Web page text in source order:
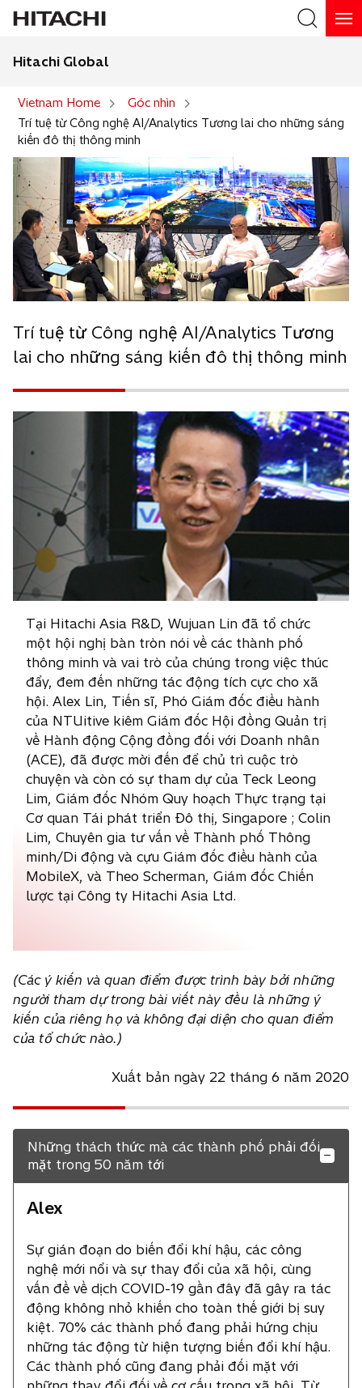
Hitachi Global
Vietnam Home
Góc nhìn
Trí tuệ từ Công nghệ AI/Analytics Tương lai cho những sáng
kiến đô thị thông minh
Trí tuệ từ Công nghệ AI/Analytics Tương
lai cho những sáng kiến đô thị thông minh
Tại Hitachi Asia R&D, Wujuan Lin đã tổ chức
một hội nghị bàn tròn nói về các thành phố
thông minh và vai trò của chúng trong việc thúc
đẩy, đem đến những tác động tích cực cho xã
hội. Alex Lin, Tiến sĩ, Phó Giám đốc điều hành
của NTUitive kiêm Giám đốc Hội đồng Quản trị
về Hành động Cộng đồng đối với Doanh nhân
(ACE), đã được mời đến để chủ trì cuộc trò
chuyện và còn có sự tham dự của Teck Leong
Lim, Giám đốc Nhóm Quy hoạch Thực trạng tại
Cơ quan Tái phát triển Đô thị, Singapore ; Colin
Lim, Chuyên gia tư vấn về Thành phố Thông
minh/Di động và cựu Giám đốc điều hành của
MobileX, và Theo Scherman, Giám đốc Chiến
lược tại Công ty Hitachi Asia Ltd.
(Các ý kiến và quan điểm được trình bày bởi những
người tham dự trong bài viết này đều là những ý
kiến của riêng họ và không đại diện cho quan điểm
của tổ chức nào.)
Xuất bản ngày 22 tháng 6 năm 2020
Những thách thức mà các thành phố phải đối
mặt trong 50 năm tới
Alex
Sự gián đoạn do biến đổi khí hậu, các công
nghệ mới nổi và sự thay đổi của xã hội, cùng
vấn đề về dịch COVID-19 gần đây đã gây ra tác
động không nhỏ khiến cho toàn thế giới bị suy
kiệt. 70% các thành phố đang phải hứng chịu
những tác động từ hiện tượng biến đổi khí hậu.
Các thành phố cũng đang phải đối mặt với